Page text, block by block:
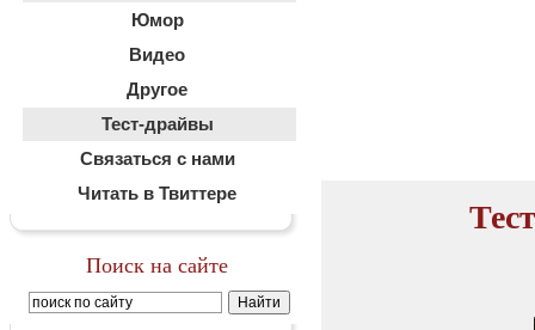
Юмор
Видео
Другое
Тест-драйвы
Связаться с нами
Читать в Твиттере
Поиск на сайте